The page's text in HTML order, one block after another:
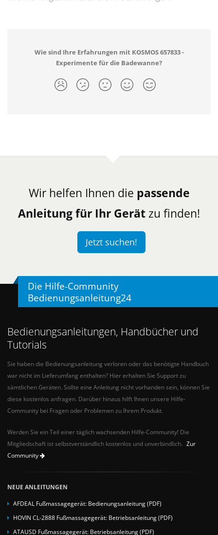
Wie sind Ihre Erfahrungen mit KOSMOS 657833 -
Experimente für die Badewanne?
Wir helfen Ihnen die passende
Anleitung für Ihr Gerät zu finden!
Jetzt suchen!
Die Hilfe-Community
Bedienungsanleitung24
Bedienungsanleitungen, Handbücher und
Tutorials
Sie haben die Bedienungsanleitung verloren oder das benötigte Handbuch
war nicht im Lieferumfang enthalten? Hier erhalten Sie Support zu
sämtlichen Geräten. Sollte eine Anleitung nicht vorhanden sein, können Sie
diese kostenlos anfragen. Darüber hinaus hilft Ihnen unsere Hilfe-
Community bei Fragen oder Problemen zu Ihrem Produkt.
Werden Sie ein Teil einer täglich wachsenden Hilfe-Community! Die
Mitgliedschaft ist selbstverständlich kostenlos und unverbindlich. Zur
Community
NEUE ANLEITUNGEN
AFDEAL Fußmassagegerät: Bedienungsanleitung (PDF)
HOVIN CL-2888 Fußmassagegerät: Betriebsanleitung (PDF)
ATAUSD Fußmassagegerät: Betriebsanleitung (PDF)